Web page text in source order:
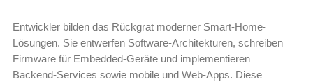
Entwickler bilden das Rückgrat moderner Smart-Home-
Lösungen. Sie entwerfen Software‑Architekturen, schreiben
Firmware für Embedded‑Geräte und implementieren
Backend‑Services sowie mobile und Web‑Apps. Diese